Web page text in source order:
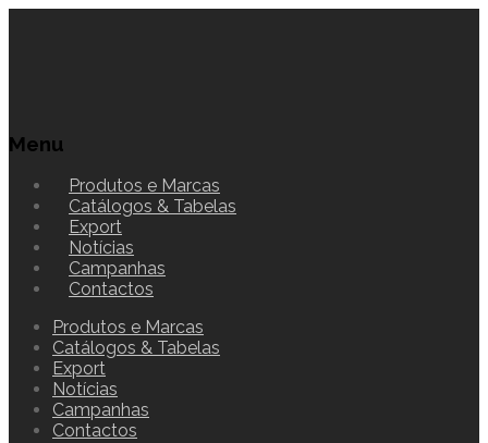
Menu
Produtos e Marcas
Catálogos & Tabelas
Export
Notícias
Campanhas
Contactos
Produtos e Marcas
Catálogos & Tabelas
Export
Notícias
Campanhas
Contactos